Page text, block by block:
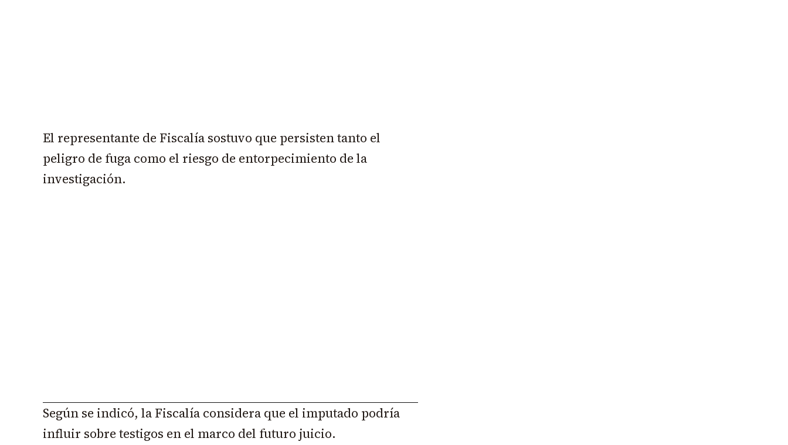
El representante de Fiscalía sostuvo que persisten tanto el
peligro de fuga como el riesgo de entorpecimiento de la
investigación.
Según se indicó, la Fiscalía considera que el imputado podría
influir sobre testigos en el marco del futuro juicio.